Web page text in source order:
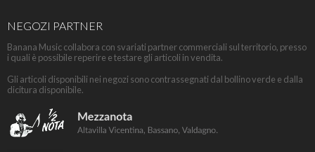
NEGOZI PARTNER
Banana Music collabora con svariati partner commerciali sul territorio, presso
i quali è possibile reperire e testare gli articoli in vendita.
Gli articoli disponibili nei negozi sono contrassegnati dal bollino verde e dalla
dicitura disponibile.